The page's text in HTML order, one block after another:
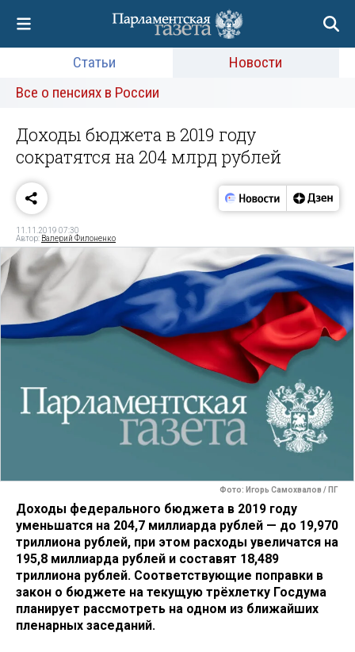
Статьи
Новости
Все о пенсиях в России
Доходы бюджета в 2019 году
сократятся на 204 млрд рублей
11.11.2019 07:30
Автор: Валерий Филоненко
Фото: Игорь Самохвалов / ПГ
Доходы федерального бюджета в 2019 году
уменьшатся на 204,7 миллиарда рублей — до 19,970
триллиона рублей, при этом расходы увеличатся на
195,8 миллиарда рублей и составят 18,489
триллиона рублей. Соответствующие поправки в
закон о бюджете на текущую трёхлетку Госдума
планирует рассмотреть на одном из ближайших
пленарных заседаний.